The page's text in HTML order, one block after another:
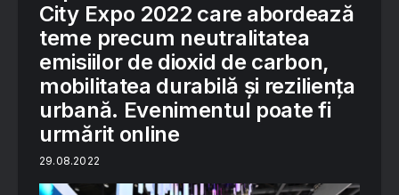
City Expo 2022 care abordează
teme precum neutralitatea
emisiilor de dioxid de carbon,
mobilitatea durabilă și reziliența
urbană. Evenimentul poate fi
urmărit online
29.08.2022